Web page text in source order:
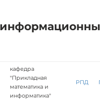
кафедра
"Прикладная
математика и
информатика"
РПД